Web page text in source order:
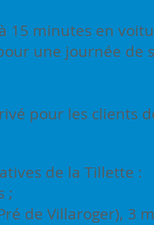
15 minutes en
une journée de
pour les clients
de la Tillette :
;
de Villaroger), 3